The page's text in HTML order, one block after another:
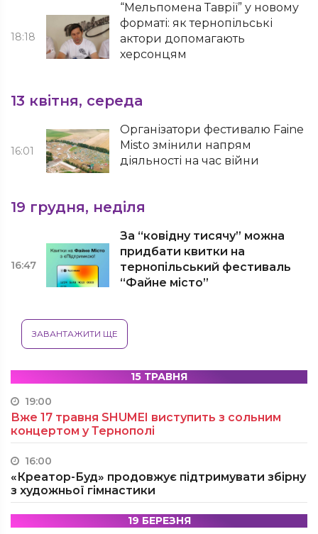
18:18
“Мельпомена Таврії” у новому
форматі: як тернопільські
актори допомагають
херсонцям
13 квітня, середа
16:01
Організатори фестивалю Faine
Misto змінили напрям
діяльності на час війни
19 грудня, неділя
16:47
За “ковідну тисячу” можна
придбати квитки на
тернопільський фестиваль
“Файне місто”
ЗАВАНТАЖИТИ ЩЕ
15 ТРАВНЯ
19:00
Вже 17 травня SHUMEI виступить з сольним
концертом у Тернополі
16:00
«Креатор-Буд» продовжує підтримувати збірну
з художньої гімнастики
19 БЕРЕЗНЯ